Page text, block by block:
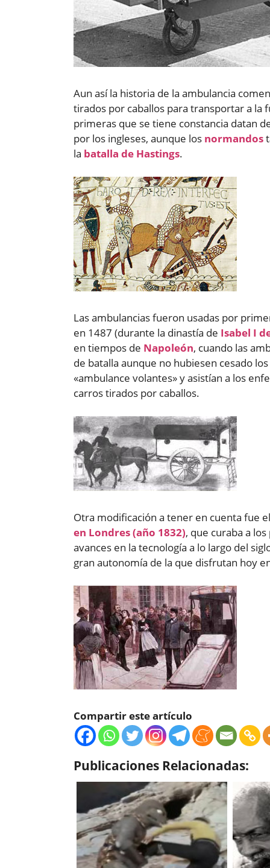
Aun así la historia de la ambulancia
tirados por caballos para transportar a la
primeras que se tiene constancia datan
por los ingleses, aunque los normandos
la batalla de Hastings.
Las ambulancias fueron usadas por
en 1487 (durante la dinastía de Isabel I
en tiempos de Napoleón, cuando las
de batalla aunque no hubiesen cesado
«ambulance volantes» y asistían a los
carros tirados por caballos.
Otra modificación a tener en cuenta fue
en Londres (año 1832), que curaba a
avances en la tecnología a lo largo del
gran autonomía de la que disfrutan hoy
Compartir este artículo
Publicaciones Relacionadas: